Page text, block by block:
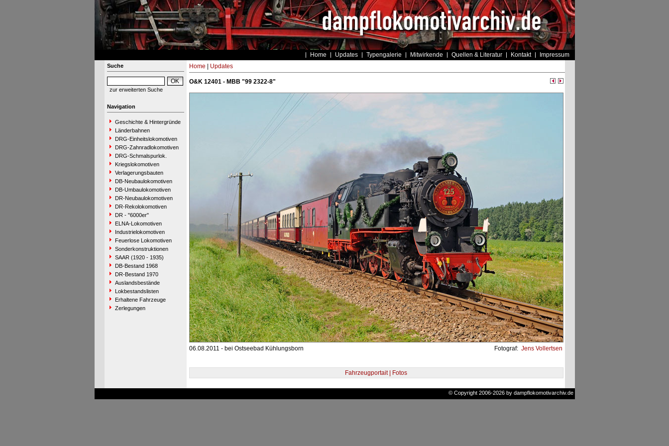
Home Updates Typengalerie Mitwirkende Quellen & Literatur Kontakt Impressum
Suche
zur erweiterten Suche
Navigation
Geschichte & Hintergründe
Länderbahnen
DRG-Einheitslokomotiven
DRG-Zahnradlokomotiven
DRG-Schmalspurlok.
Kriegslokomotiven
Verlagerungsbauten
DB-Neubaulokomotiven
DB-Umbaulokomotiven
DR-Neubaulokomotiven
DR-Rekolokomotiven
DR - "6000er"
ELNA-Lokomotiven
Industrielokomotiven
Feuerlose Lokomotiven
Sonderkonstruktionen
SAAR (1920 - 1935)
DB-Bestand 1968
DR-Bestand 1970
Auslandsbestände
Lokbestandslisten
Erhaltene Fahrzeuge
Zerlegungen
Home Updates
O&K 12401 - MBB "99 2322-8"
06.08.2011 - bei Ostseebad Kühlungsborn Fotograf: Jens Vollertsen
Fahrzeugportait | Fotos
© Copyright 2006-2026 by dampflokomotivarchiv.de